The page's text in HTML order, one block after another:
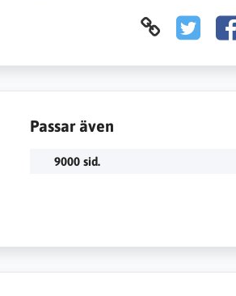
Passar även
9000 sid.